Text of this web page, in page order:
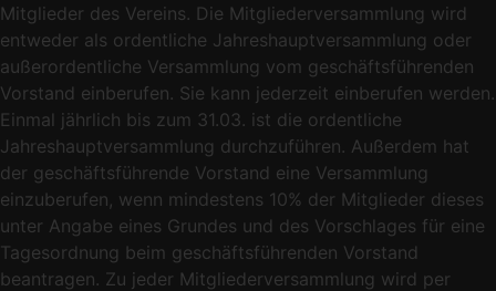
Mitglieder des Vereins. Die Mitgliederversammlung wird
entweder als ordentliche Jahreshauptversammlung oder
außerordentliche Versammlung vom geschäftsführenden
Vorstand einberufen. Sie kann jederzeit einberufen werden.
Einmal jährlich bis zum 31.03. ist die ordentliche
Jahreshauptversammlung durchzuführen. Außerdem hat
der geschäftsführende Vorstand eine Versammlung
einzuberufen, wenn mindestens 10% der Mitglieder dieses
unter Angabe eines Grundes und des Vorschlages für eine
Tagesordnung beim geschäftsführenden Vorstand
beantragen. Zu jeder Mitgliederversammlung wird per